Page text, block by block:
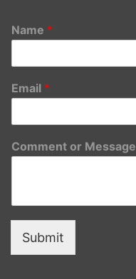
Name *
Email *
Comment or Message
Submit